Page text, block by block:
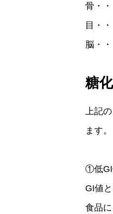
骨・
目・
脳・
糖
上記
ます。
①低GI
GI値
食品